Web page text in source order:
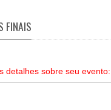
FINAIS
detalhes sobre seu evento: